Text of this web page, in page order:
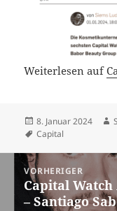
Weiterlesen auf
Veröffentlicht
am
8. Januar 2024
Schlagwörter
Capital
Beitragsnavigation
VORHERIGER
Vorheriger
Beitrag:
Capital Watch
– Santiago